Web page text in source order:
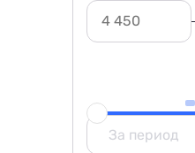
За период